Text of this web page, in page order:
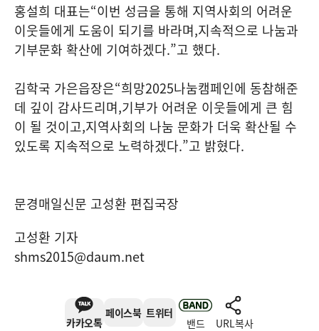
홍설희 대표는“이번 성금을 통해 지역사회의 어려운
이웃들에게 도움이 되기를 바라며,지속적으로 나눔과
기부문화 확산에 기여하겠다.”고 했다.
김학국 가은읍장은“희망2025나눔캠페인에 동참해준
데 깊이 감사드리며,기부가 어려운 이웃들에게 큰 힘
이 될 것이고,지역사회의 나눔 문화가 더욱 확산될 수
있도록 지속적으로 노력하겠다.”고 밝혔다.
문경매일신문 고성환 편집국장
고성환 기자
shms2015@daum.net
카카오톡
페이스북 트위터
밴드 URL복사